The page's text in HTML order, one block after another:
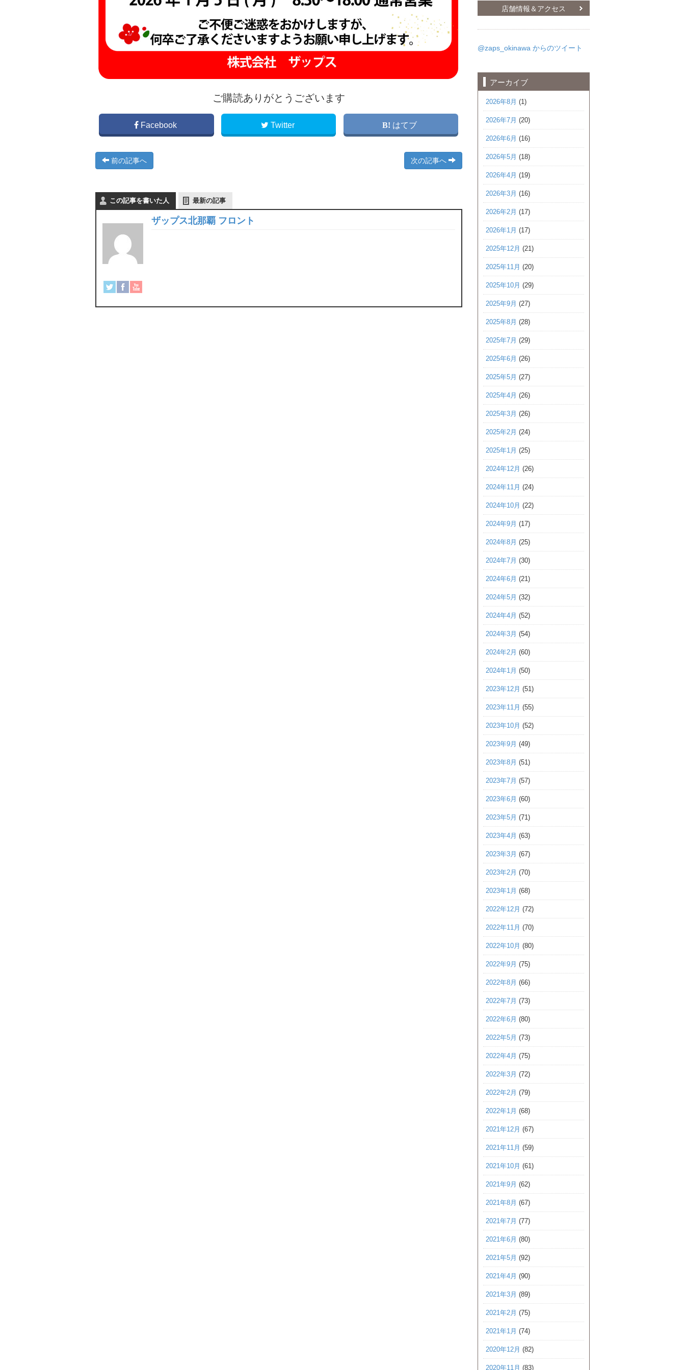
ご購読ありがとうございます
Facebook Twitter はてブ
前の記事へ 次の記事へ
この記事を書いた人 最新の記事
ザップス北那覇 フロント
店舗情報＆アクセス
@zaps_okinawa からのツイート
アーカイブ
2026年8月 (1)
2026年7月 (20)
2026年6月 (16)
2026年5月 (18)
2026年4月 (19)
2026年3月 (16)
2026年2月 (17)
2026年1月 (17)
2025年12月 (21)
2025年11月 (20)
2025年10月 (29)
2025年9月 (27)
2025年8月 (28)
2025年7月 (29)
2025年6月 (26)
2025年5月 (27)
2025年4月 (26)
2025年3月 (26)
2025年2月 (24)
2025年1月 (25)
2024年12月 (26)
2024年11月 (24)
2024年10月 (22)
2024年9月 (17)
2024年8月 (25)
2024年7月 (30)
2024年6月 (21)
2024年5月 (32)
2024年4月 (52)
2024年3月 (54)
2024年2月 (60)
2024年1月 (50)
2023年12月 (51)
2023年11月 (55)
2023年10月 (52)
2023年9月 (49)
2023年8月 (51)
2023年7月 (57)
2023年6月 (60)
2023年5月 (71)
2023年4月 (63)
2023年3月 (67)
2023年2月 (70)
2023年1月 (68)
2022年12月 (72)
2022年11月 (70)
2022年10月 (80)
2022年9月 (75)
2022年8月 (66)
2022年7月 (73)
2022年6月 (80)
2022年5月 (73)
2022年4月 (75)
2022年3月 (72)
2022年2月 (79)
2022年1月 (68)
2021年12月 (67)
2021年11月 (59)
2021年10月 (61)
2021年9月 (62)
2021年8月 (67)
2021年7月 (77)
2021年6月 (80)
2021年5月 (92)
2021年4月 (90)
2021年3月 (89)
2021年2月 (75)
2021年1月 (74)
2020年12月 (82)
2020年11月 (83)